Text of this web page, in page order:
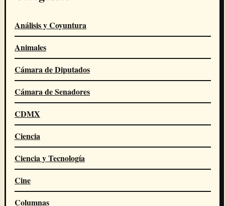
Análisis y Coyuntura
Animales
Cámara de Diputados
Cámara de Senadores
CDMX
Ciencia
Ciencia y Tecnología
Cine
Columnas